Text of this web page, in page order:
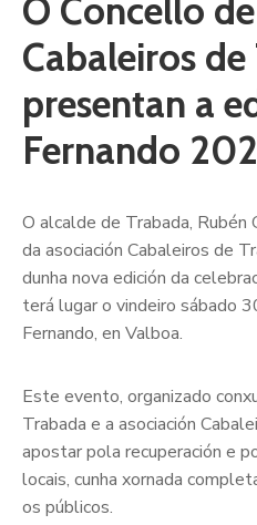
O Concello
Cabaleiros
presentan a
Fernando
O alcalde de Trabada, Rubén
da asociación Cabaleiros de
dunha nova edición da
terá lugar o vindeiro sábado
Fernando, en Valboa.
Este evento, organizado
Trabada e a asociación
apostar pola recuperación e
locais, cunha xornada
os públicos.